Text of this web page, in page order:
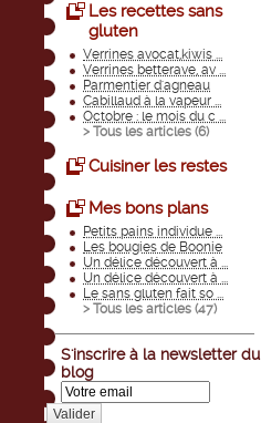
Les recettes sans
gluten
Verrines avocat,kiwis ...
Verrines betterave, av ...
Parmentier d'agneau
Cabillaud à la vapeur ...
Octobre : le mois du c ...
> Tous les articles (6)
Cuisiner les restes
Mes bons plans
Petits pains individue ...
Les bougies de Boonie
Un délice découvert à ...
Un délice découvert à ...
Le sans gluten fait so ...
> Tous les articles (47)
S'inscrire à la newsletter du
blog
Valider